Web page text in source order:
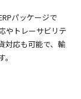
パッケージで
やトレーサビリテ
対応も可能で、輸